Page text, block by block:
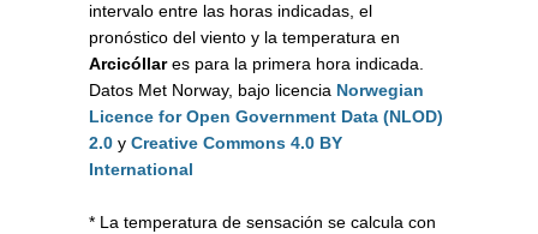
intervalo entre las horas indicadas, el
pronóstico del viento y la temperatura en
Arcicóllares para la primera hora indicada.
Datos Met Norway, bajo licencia Norwegian
Licence for Open Government Data (NLOD)
2.0 y Creative Commons 4.0 BY
International
* La temperatura de sensación se calcula con